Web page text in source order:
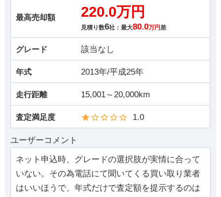
最高売却額 220.0万円
見積り数6社：最大80.0万円差
グレード 該当なし
年式 2013年/平成25年
走行距離 15,001～20,000km
査定満足度 1.0
ユーザーコメント
ネット申込時、グレードの選択肢が実情に合って
いない。その為電話にて聞いてくる買い取り業者
はいいほうで、年式だけで査定額を提示するのは